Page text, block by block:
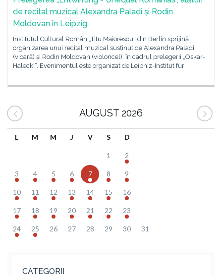
de recital muzical Alexandra Paladi și Rodin
Moldovan în Leipzig
Institutul Cultural Român „Titu Maiorescu” din Berlin sprijină
organizarea unui recital muzical susținut de Alexandra Paladi
(vioară) și Rodin Moldovan (violoncel), în cadrul prelegerii „Oskar-
Halecki”. Evenimentul este organizat de Leibniz-Institut für
AUGUST 2026
L M M J V S D
1 2
3 4 5 6 7 8 9
10 11 12 13 14 15 16
17 18 19 20 21 22 23
24 25 26 27 28 29 30 31
CATEGORII